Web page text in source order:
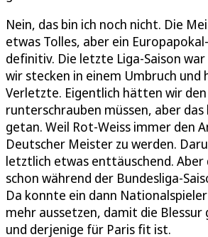
Nein, das bin ich noch nicht. Die
etwas Tolles, aber ein
definitiv. Die letzte Liga-Saison
wir stecken in einem Umbruch und
Verletzte. Eigentlich hätten wir den
runterschrauben müssen, aber
getan. Weil Rot-Weiss immer den
Deutscher Meister zu werden.
letztlich etwas enttäuschend. Aber
schon während der Bundesliga-
Da konnte ein dann
mehr aussetzen, damit die Blessur
und derjenige für Paris fit ist.